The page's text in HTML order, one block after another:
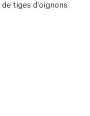
de tiges d'oignons